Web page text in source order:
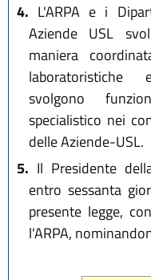
4. L'ARPA e i
Aziende USL
maniera
laboratoristiche
svolgono
specialistico nei
delle Aziende-USL.
5. Il Presidente
entro sessanta
presente legge,
l'ARPA,